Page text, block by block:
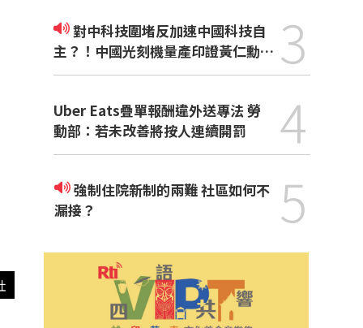
對中科技圍堵反加速中國科技自
主？！中國光刻機量產印證黃仁勳觀
點
3
Uber Eats疊單報酬違外送專法 勞
動部：若未改善將按人連續開罰
4
強制住院新制的兩難 社區如何不
漏接？
5